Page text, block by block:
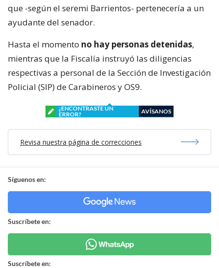
que -según el seremi Barrientos- pertenecería a un
ayudante del senador.
Hasta el momento no hay personas detenidas,
mientras que la Fiscalía instruyó las diligencias
respectivas a personal de la Sección de Investigación
Policial (SIP) de Carabineros y OS9.
¿ENCONTRASTE UN
ERROR?
AVÍSANOS
Revisa nuestra página de correcciones
Síguenos en:
Suscríbete en:
Suscríbete en: